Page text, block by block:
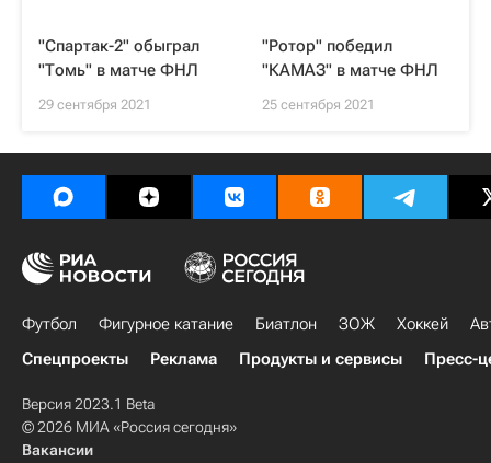
"Спартак-2" обыграл
"Томь" в матче ФНЛ
29 сентября 2021
"Ротор" победил
"КАМАЗ" в матче ФНЛ
25 сентября 2021
Футбол Фигурное катание Биатлон ЗОЖ Хоккей
Спецпроекты
Реклама Продукты и сервисы Пресс-
Версия 2023.1 Beta
© 2026 МИА «Россия сегодня»
Вакансии